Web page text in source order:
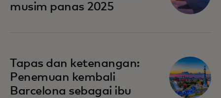
musim panas 2025
Tapas dan ketenangan:
Penemuan kembali
Barcelona sebagai ibu